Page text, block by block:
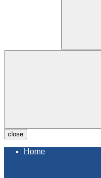
close
Home